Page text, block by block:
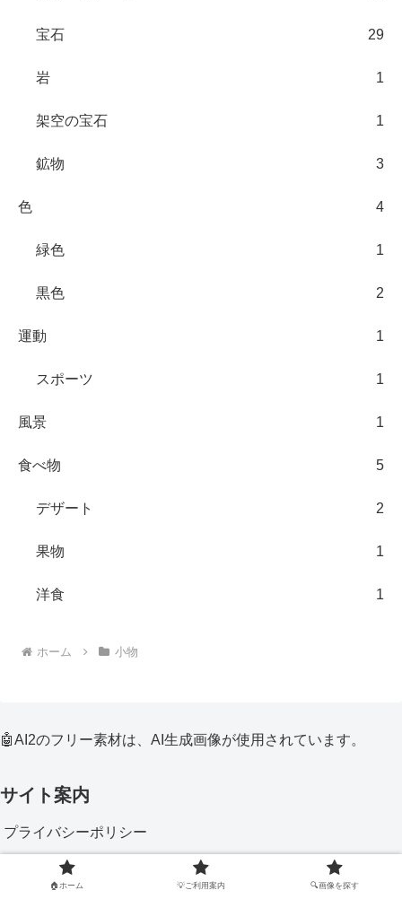
宝石 29
岩 1
架空の宝石 1
鉱物 3
色 4
緑色 1
黒色 2
運動 1
スポーツ 1
風景 1
食べ物 5
デザート 2
果物 1
洋食 1
ホーム 小物
🤖AI2のフリー素材は、AI生成画像が使用されています。
サイト案内
プライバシーポリシー
🏠ホーム 💡ご利用案内 🔍画像を探す